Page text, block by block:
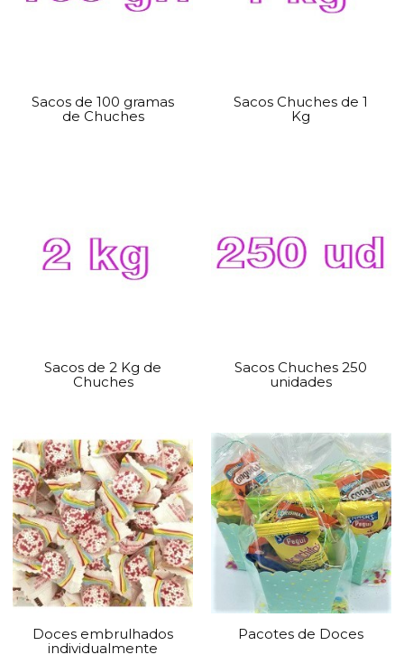
Sacos de 100 gramas
de Chuches
Sacos Chuches de 1
Kg
Sacos de 2 Kg de
Chuches
Sacos Chuches 250
unidades
Doces embrulhados
individualmente
Pacotes de Doces